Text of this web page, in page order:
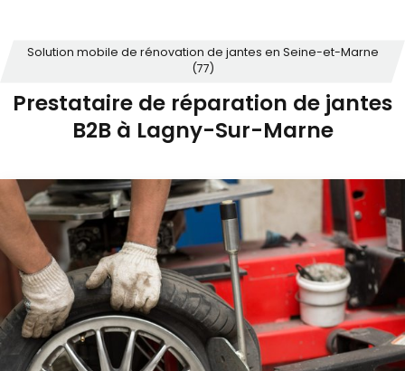
Prestataire de réparation de jantes
B2B à Lagny-Sur-Marne
Solution mobile de rénovation de jantes en Seine-et-Marne
(77)